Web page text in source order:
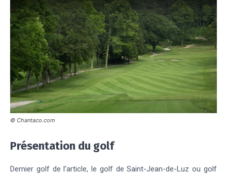
© Chantaco.com
Présentation du golf
Dernier golf de l’article, le golf de Saint-Jean-de-Luz ou golf